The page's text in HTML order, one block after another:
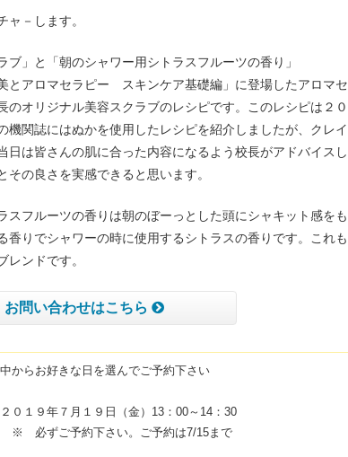
ャ－します。
ブ」と「朝のシャワー用シトラスフルーツの香り」
とアロマセラピー スキンケア基礎編」に登場したアロマセ
のオリジナル美容スクラブのレシピです。このレシピは２０
機関誌にはぬかを使用したレシピを紹介しましたが、クレイ
日は皆さんの肌に合った内容になるよう校長がアドバイスし
その良さを実感できると思います。
スフルーツの香りは朝のぼーっとした頭にシャキット感をも
香りでシャワーの時に使用するシトラスの香りです。これも
レンドです。
お問い合わせはこちら
お好きな日を選んでご予約下さい
年７月１９日（金）13：00～14：30
※ 必ずご予約下さい。ご予約は7/15まで